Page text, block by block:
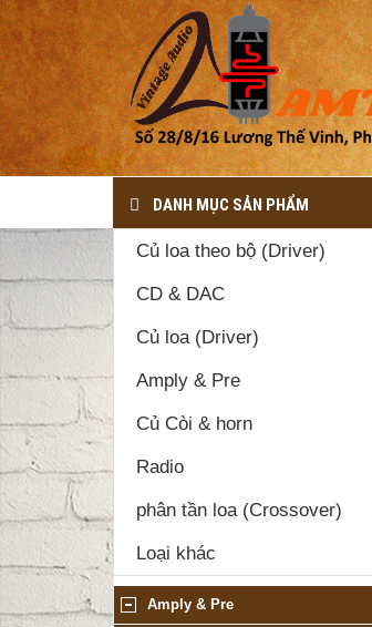
DANH MỤC SẢN PHẨM
Củ loa theo bộ (Driver)
CD & DAC
Củ loa (Driver)
Amply & Pre
Củ Còi & horn
Radio
phân tần loa (Crossover)
Loại khác
Trang chủ Sản phẩm
Địa chỉ: Số 28/8/16 Lương Thế
Vinh, Phường Tân Thới hòa, Quận
Tân Phú, TP.HCM ( Ngay Góc công
viên Hẻm 28 Lương Thế Vinh)
dovanphi@gmail.com
DANH MỤC SẢN PHẨM
Amply & Pre